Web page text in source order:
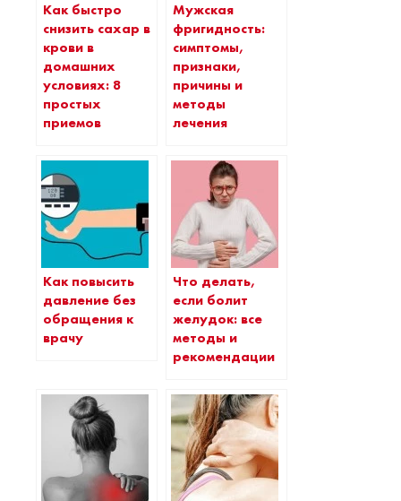
Как быстро
снизить сахар в
крови в
домашних
условиях: 8
простых
приемов
Мужская
фригидность:
симптомы,
признаки,
причины и
методы
лечения
Как повысить
давление без
обращения к
врачу
Что делать,
если болит
желудок: все
методы и
рекомендации